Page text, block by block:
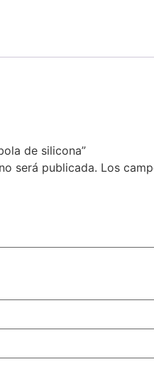
de silicona”
será publicada. Los